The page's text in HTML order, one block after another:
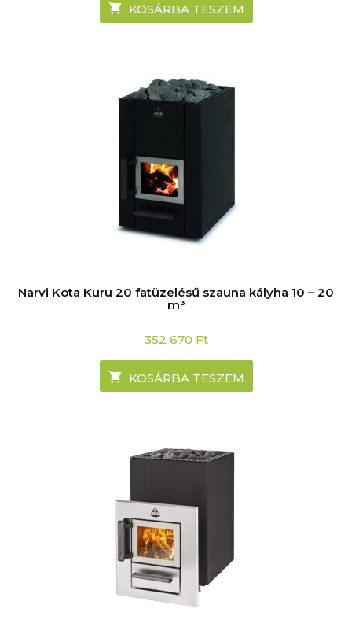
KOSÁRBA TESZEM
Narvi Kota Kuru 20 fatüzelésű szauna kályha 10 – 20
m³
352 670 Ft
KOSÁRBA TESZEM